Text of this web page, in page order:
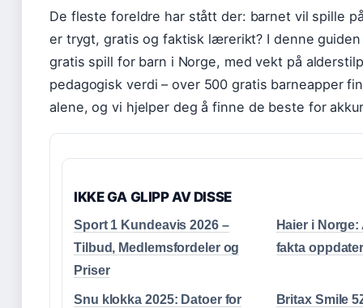
De fleste foreldre har stått der: barnet vil spille
er trygt, gratis og faktisk lærerikt? I denne
gratis spill for barn i Norge, med vekt på
pedagogisk verdi – over 500 gratis barneapper
alene, og vi hjelper deg å finne de beste for
IKKE GA GLIPP AV DISSE
Sport 1 Kundeavis 2026 –
Tilbud, Medlemsfordeler og
Priser
Haier i
fakta
Snu klokka 2025: Datoer for
Britax Smile